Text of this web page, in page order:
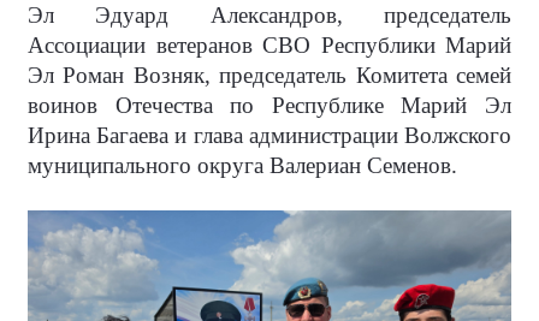
Эл Эдуард Александров, председатель
Ассоциации ветеранов СВО Республики Марий
Эл Роман Возняк, председатель Комитета семей
воинов Отечества по Республике Марий Эл
Ирина Багаева и глава администрации Волжского
муниципального округа Валериан Семенов.